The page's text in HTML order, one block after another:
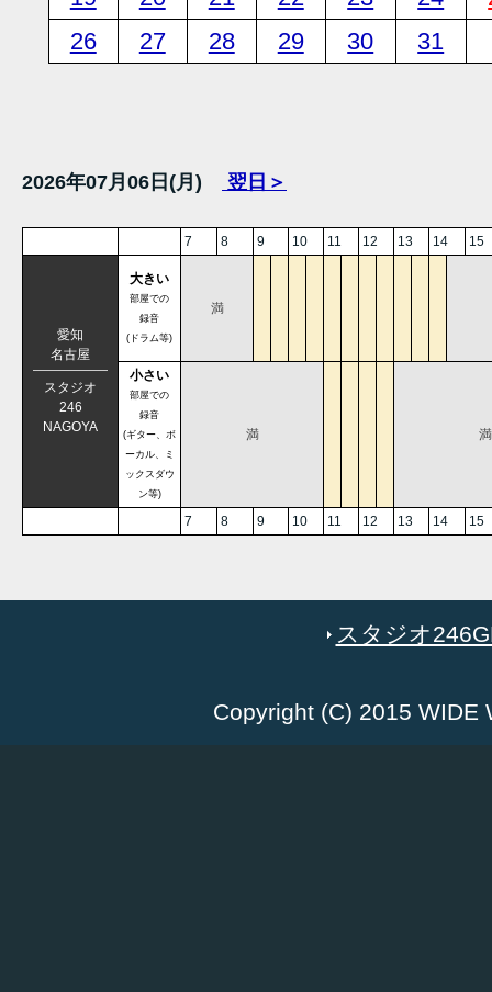
26
27 28 29 30 31
2026年07月06日(月) 翌日＞
7 8 9 10 11 12 13 14 15
愛知
名古屋
スタジオ
246
NAGOYA
大きい
部屋での
録音
(ドラム等)
満
小さい
部屋での
録音
(ギター、ボ
ーカル、ミ
ックスダウ
ン等)
満 満
7 8 9 10 11 12 13 14 15
スタジオ
Copyright (C) 2015 WIDE